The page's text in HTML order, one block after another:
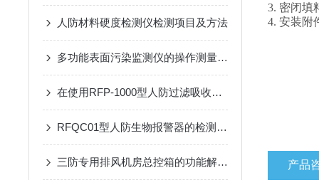
人防材料硬度检测仪检测项目及方法
多功能表面污染监测仪的操作测量方法
在使用RFP-1000型人防过滤吸收器时需要遵循的安全操作规程
RFQC01型人防生物报警器的检测精度与环境适应性分析
三防专用排风机房总控箱的功能解析：高效排风与压差精准控制
3. 密闭填
4. 安装附
产品